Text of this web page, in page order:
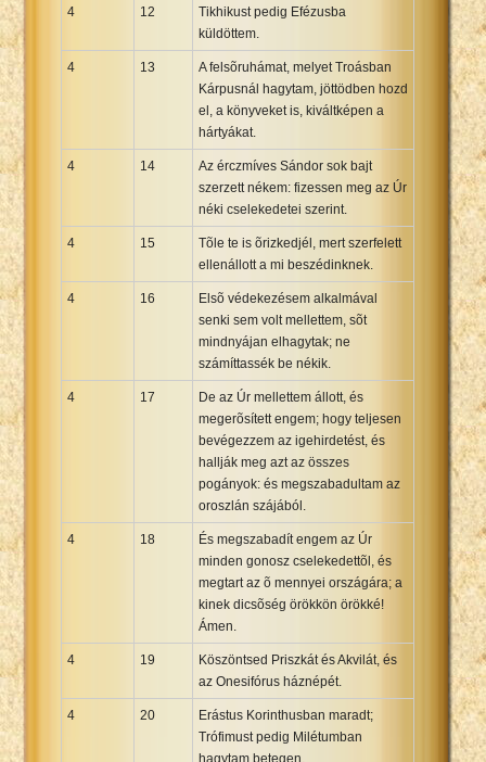
4 12
Tikhikust pedig Efézusba
küldöttem.
4 13
A felsõruhámat, melyet Troásban
Kárpusnál hagytam, jöttödben hozd
el, a könyveket is, kiváltképen a
hártyákat.
4 14
Az érczmíves Sándor sok bajt
szerzett nékem: fizessen meg az Úr
néki cselekedetei szerint.
4 15
Tõle te is õrizkedjél, mert szerfelett
ellenállott a mi beszédinknek.
4 16
Elsõ védekezésem alkalmával
senki sem volt mellettem, sõt
mindnyájan elhagytak; ne
számíttassék be nékik.
4 17
De az Úr mellettem állott, és
megerõsített engem; hogy teljesen
bevégezzem az igehirdetést, és
hallják meg azt az összes
pogányok: és megszabadultam az
oroszlán szájából.
4 18
És megszabadít engem az Úr
minden gonosz cselekedettõl, és
megtart az õ mennyei országára; a
kinek dicsõség örökkön örökké!
Ámen.
4 19
Köszöntsed Priszkát és Akvilát, és
az Onesifórus háznépét.
4 20
Erástus Korinthusban maradt;
Trófimust pedig Milétumban
hagytam betegen.